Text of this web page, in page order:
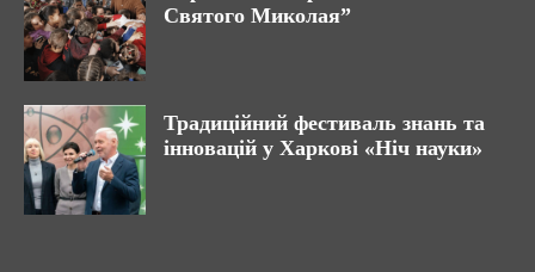
Святого Миколая”
Традиційний фестиваль знань та
інновацій у Харкові «Ніч науки»